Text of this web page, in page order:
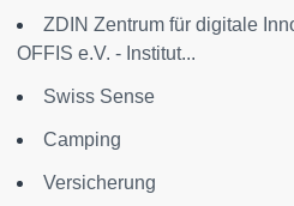
ZDIN Zentrum für digitale
OFFIS e.V. - Institut...
Swiss Sense
Camping
Versicherung